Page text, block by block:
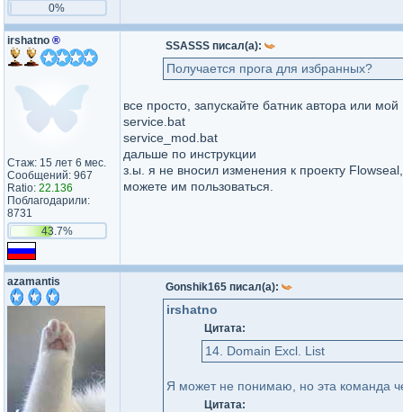
0%
irshatno ®
Стаж: 15 лет 6 мес.
Сообщений: 967
Ratio: 22.136
Поблагодарили:
8731
43.7%
SSASSS писал(а):
Получается прога для избранных?
все просто, запускайте батник автора или мой
service.bat
service_mod.bat
дальше по инструкции
з.ы. я не вносил изменения к проекту
можете им пользоваться.
azamantis Gonshik165 писал(а):
irshatno
Цитата:
14. Domain Excl. List
Я может не понимаю, но эта команда
Цитата: